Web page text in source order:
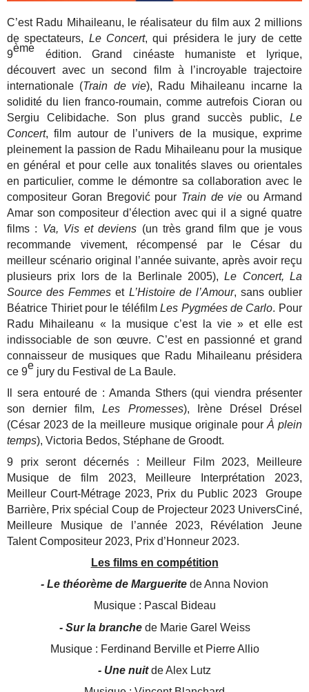
C’est Radu Mihaileanu, le réalisateur du film aux 2 millions
de spectateurs, Le Concert, qui présidera le jury de cette
9ème édition. Grand cinéaste humaniste et lyrique,
découvert avec un second film à l’incroyable trajectoire
internationale (Train de vie), Radu Mihaileanu incarne la
solidité du lien franco-roumain, comme autrefois Cioran ou
Sergiu Celibidache. Son plus grand succès public, Le
Concert, film autour de l’univers de la musique, exprime
pleinement la passion de Radu Mihaileanu pour la musique
en général et pour celle aux tonalités slaves ou orientales
en particulier, comme le démontre sa collaboration avec le
compositeur Goran Bregović pour Train de vie ou Armand
Amar son compositeur d’élection avec qui il a signé quatre
films : Va, Vis et deviens (un très grand film que je vous
recommande vivement, récompensé par le César du
meilleur scénario original l’annéesuivante, après avoir reçu
plusieurs prix lors de la Berlinale 2005),Le Concert, La
Source des Femmes et L’Histoire de l’Amour, sans oublier
Béatrice Thiriet pour le téléfilmLes Pygmées de Carlo. Pour
Radu Mihaileanu « la musique c’est la vie » et elle est
indissociable de son œuvre. C’est en passionné et grand
connaisseur de musiques que Radu Mihaileanu présidera
ce 9e jury du Festival de La Baule.
Il sera entouré de : Amanda Sthers (qui viendra présenter
son dernier film,Les Promesses), Irène Drésel Drésel
(César 2023 de la meilleure musique originale pour À plein
temps), Victoria Bedos, Stéphane de Groodt.
9 prix seront décernés : Meilleur Film 2023, Meilleure
Musique de film 2023, Meilleure Interprétation 2023,
Meilleur Court-Métrage 2023, Prix du Public 2023 Groupe
Barrière, Prix spécial Coup de Projecteur 2023 UniversCiné,
Meilleure Musique de l’année 2023, Révélation Jeune
Talent Compositeur 2023, Prix d’Honneur 2023.
Les films en compétition
- Le théorème de Marguerite de Anna Novion
Musique : Pascal Bideau
- Sur la branchede Marie Garel Weiss
Musique : Ferdinand Berville et Pierre Allio
- Une nuitde Alex Lutz